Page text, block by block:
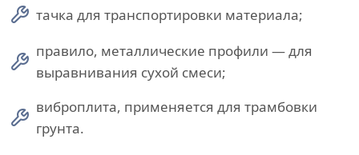
тачка для транспортировки материала;
правило, металлические профили — для
выравнивания сухой смеси;
виброплита, применяется для трамбовки
грунта.